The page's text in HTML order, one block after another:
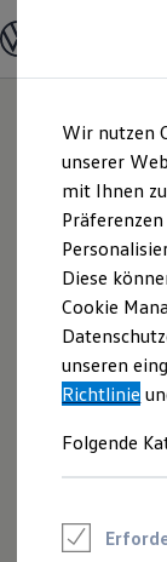
Hauptinhalt
springen
Footer
springen
Modelle und
SUV
Kombis
Schnell
Angebote
E-Auto-
Junge
Wir nutzen
unserer
mit Ihnen
Diese
Cookie
unseren
Richtlinie
Folgende